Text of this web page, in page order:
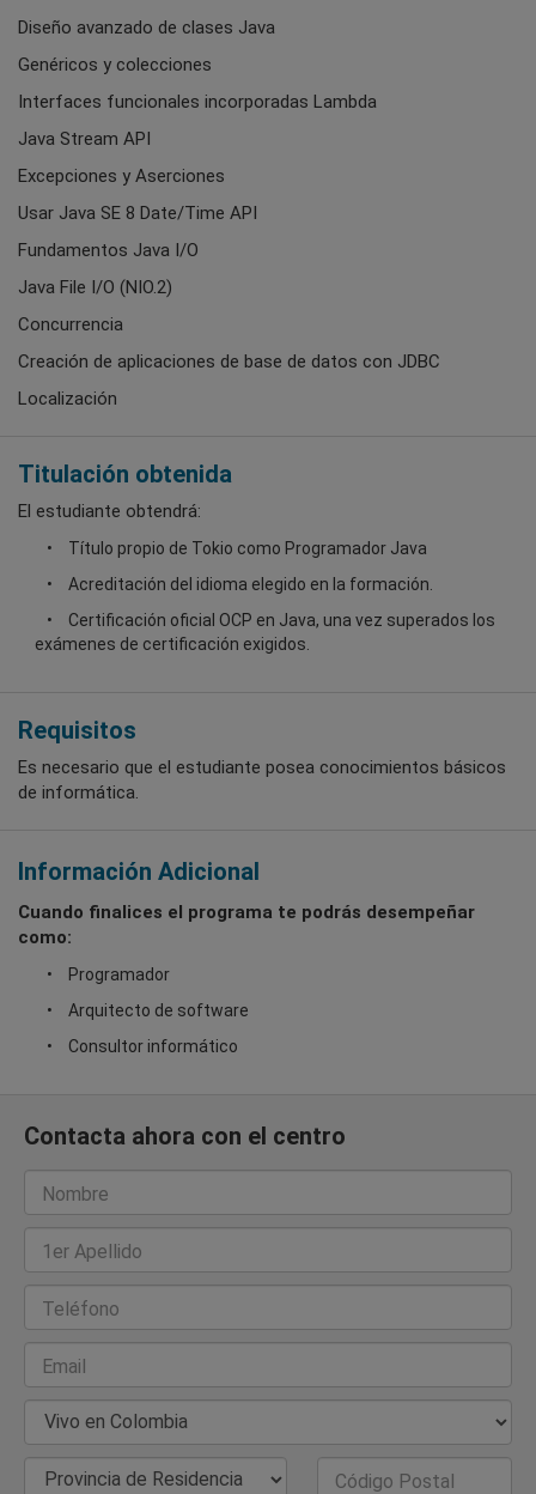
Diseño avanzado de clases Java
Genéricos y colecciones
Interfaces funcionales incorporadas Lambda
Java Stream API
Excepciones y Aserciones
Usar Java SE 8 Date/Time API
Fundamentos Java I/O
Java File I/O (NIO.2)
Concurrencia
Creación de aplicaciones de base de datos con JDBC
Localización
Titulación obtenida
El estudiante obtendrá:
Título propio de Tokio como Programador Java
Acreditación del idioma elegido en la formación.
Certificación oficial OCP en Java, una vez superados los
exámenes de certificación exigidos.
Requisitos
Es necesario que el estudiante posea conocimientos básicos
de informática.
Información Adicional
Cuando finalices el programa te podrás desempeñar
como:
Programador
Arquitecto de software
Consultor informático
Contacta ahora con el centro
Nombre
1er Apellido
Teléfono
Email
País de Residencia
Provincia de Residencia Código Postal